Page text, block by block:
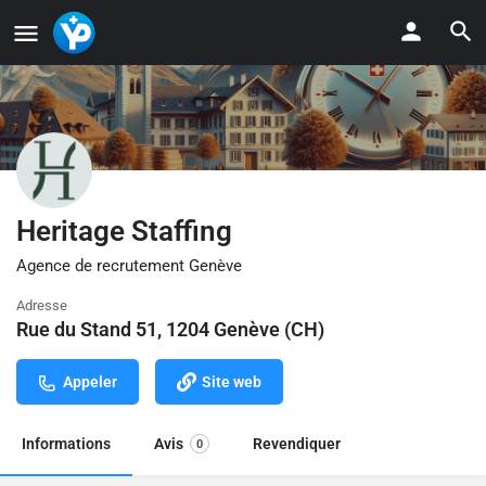
Heritage Staffing
Agence de recrutement Genève
Adresse
Rue du Stand 51, 1204 Genève (CH)
Appeler Site web
Informations Avis 0 Revendiquer